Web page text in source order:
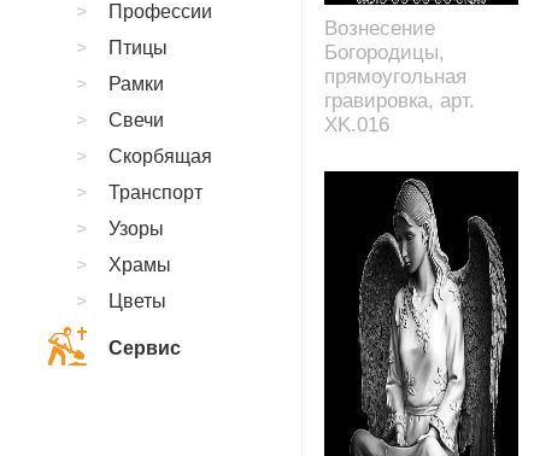
Вознесение
Богородицы,
прямоугольная
гравировка, арт.
XK.016
Профессии
Птицы
Рамки
Свечи
Скорбящая
Транспорт
Узоры
Храмы
Цветы
Сервис